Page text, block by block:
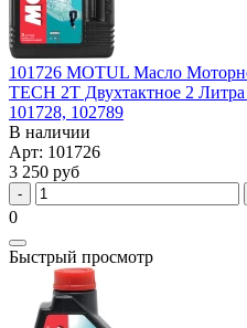
101726 MOTUL Масло
TECH 2T Двухтактное 2
101728, 102789
В наличии
Арт: 101726
3 250 руб
0
Быстрый просмотр